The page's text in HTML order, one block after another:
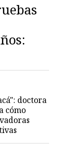
doctora
cómo